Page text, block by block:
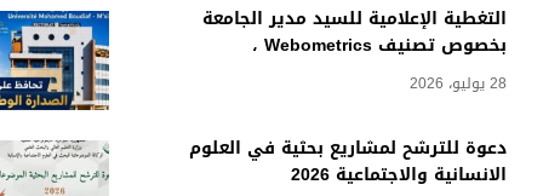
التغطية الإعلامية للسيد مدير الجامعة
بخصوص تصنيف Webometrics ،
28 يوليو، 2026
دعوة للترشح لمشاريع بحثية في العلوم
الانسانية والاجتماعية 2026